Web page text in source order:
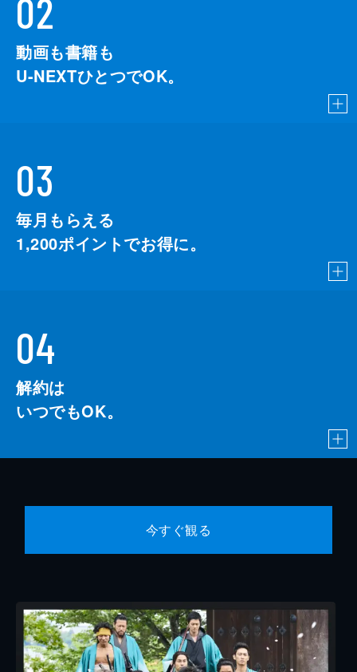
02
動画も書籍も
U-NEXTひとつでOK。
03
毎月もらえる
1,200ポイントでお得に。
04
解約は
いつでもOK。
今すぐ観る